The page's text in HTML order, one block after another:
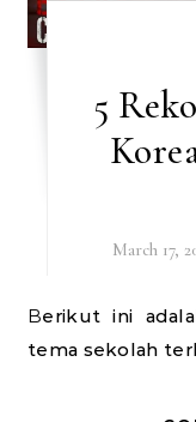
5
March 17,
Berikut ini adalah 5 rekomendasi drama Korea
tema sekolah